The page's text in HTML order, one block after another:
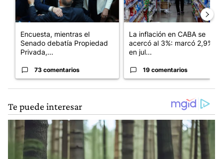
Encuesta, mientras el
Senado debatía Propiedad
Privada,...
73 comentarios
La inflación en CABA se
acercó al 3%: marcó 2,9%
en jul...
19 comentarios